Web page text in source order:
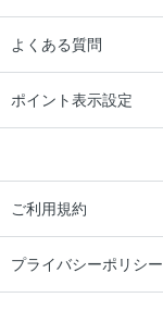
よくある質問
ポイント表示設定
ご利用規約
プライバシーポリシー